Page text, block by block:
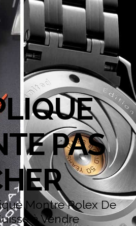
PAS
Montre Rolex De
à Vendre